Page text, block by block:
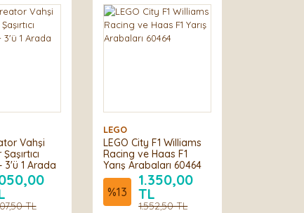
Vahşi
3'ü 1 Arada
TL
LEGO
LEGO City F1 Williams
Racing ve Haas F1
Yarış Arabaları 60464
%13
1.350,00
TL
1.552,50 TL